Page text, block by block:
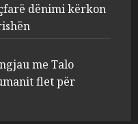
jep pretencën, ja
kërkon për
dënimi kërkon
me Talo
flet për